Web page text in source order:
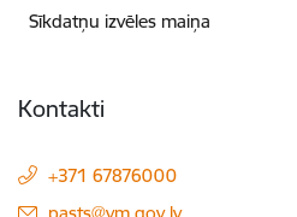
Sīkdatņu izvēles maiņa
Kontakti
+371 67876000
E-pasts: